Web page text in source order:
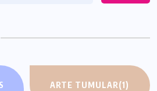
ARTE TUMULAR(1)